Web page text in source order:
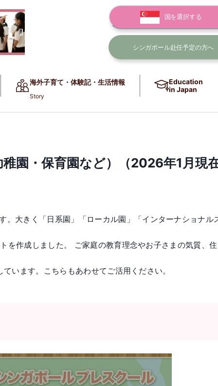
国を選択する
シンガポール赴任予定の方へ
海外子育て・体験記・生活情報
Story
Education
in Japan
園・保育園など）（2026年1月現
大きく「日系園」「ローカル園」「インターナショ
作成しました。 ご家庭の教育理念やお子さまの気質
います。こちらもあわせてご活用ください。